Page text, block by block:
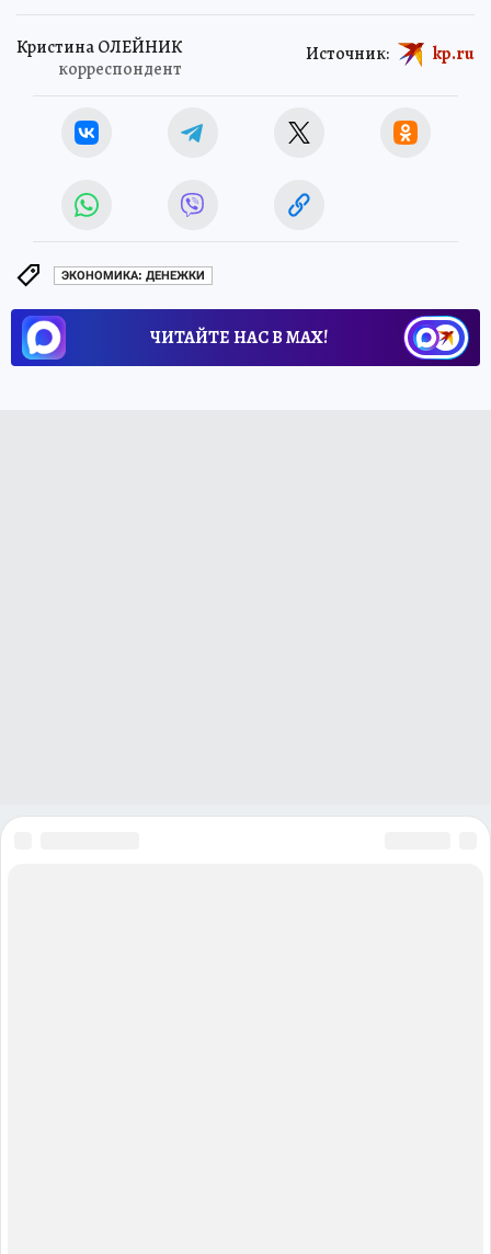
Кристина ОЛЕЙНИК
корреспондент
Источник: kp.ru
ЭКОНОМИКА: ДЕНЕЖКИ
ЧИТАЙТЕ НАС В МАХ!